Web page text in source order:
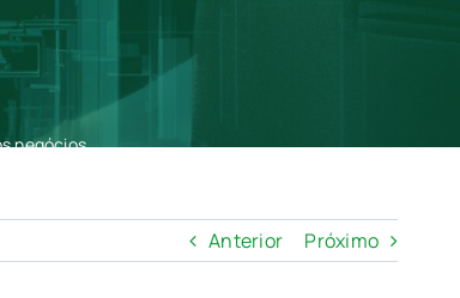
negócios
Anterior Próximo